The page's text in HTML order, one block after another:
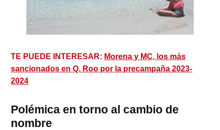
TE PUEDE INTERESAR: Morena y MC, los más
sancionados en Q. Roo por la precampaña 2023-
2024
Polémica en torno al cambio de
nombre